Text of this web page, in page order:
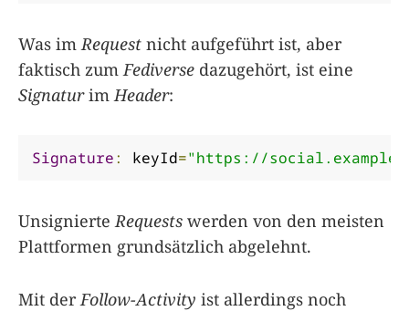
Was im Request nicht aufgeführt ist, aber
faktisch zum Fediverse dazugehört, ist eine
Signaturim Header:
Signature: keyId="https://social.example/
Unsignierte Requests werden von den meisten
Plattformen grundsätzlich abgelehnt.
Mit der Follow-Activity ist allerdings noch